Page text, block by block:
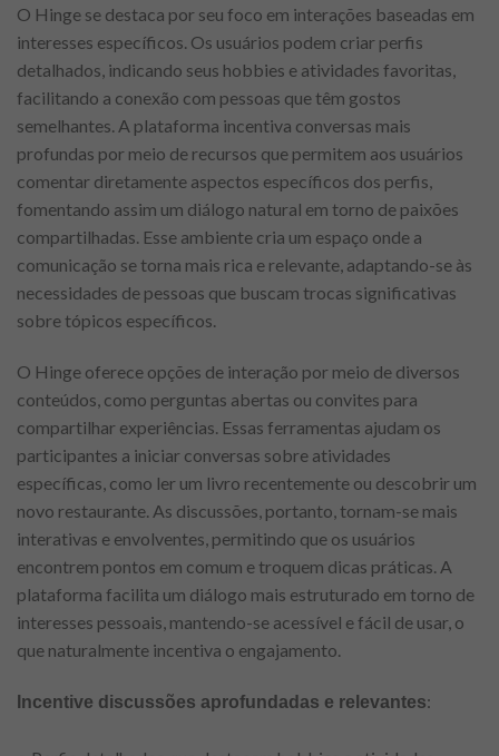
O Hinge se destaca por seu foco em interações baseadas em
interesses específicos. Os usuários podem criar perfis
detalhados, indicando seus hobbies e atividades favoritas,
facilitando a conexão com pessoas que têm gostos
semelhantes. A plataforma incentiva conversas mais
profundas por meio de recursos que permitem aos usuários
comentar diretamente aspectos específicos dos perfis,
fomentando assim um diálogo natural em torno de paixões
compartilhadas. Esse ambiente cria um espaço onde a
comunicação se torna mais rica e relevante, adaptando-se às
necessidades de pessoas que buscam trocas significativas
sobre tópicos específicos.
O Hinge oferece opções de interação por meio de diversos
conteúdos, como perguntas abertas ou convites para
compartilhar experiências. Essas ferramentas ajudam os
participantes a iniciar conversas sobre atividades
específicas, como ler um livro recentemente ou descobrir um
novo restaurante. As discussões, portanto, tornam-se mais
interativas e envolventes, permitindo que os usuários
encontrem pontos em comum e troquem dicas práticas. A
plataforma facilita um diálogo mais estruturado em torno de
interesses pessoais, mantendo-se acessível e fácil de usar, o
que naturalmente incentiva o engajamento.
Incentive discussões aprofundadas e relevantes: